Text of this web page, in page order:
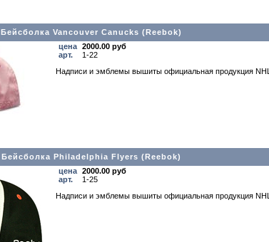
Бейсболка Vancouver Canucks (Reebok)
цена 2000.00 руб
арт.
1-22
Надписи и эмблемы вышиты официальная прoдукция NHL
Бейсболка Philadelphia Flyers (Reebok)
цена 2000.00 руб
арт.
1-25
Надписи и эмблемы вышиты официальная прoдукция NHL